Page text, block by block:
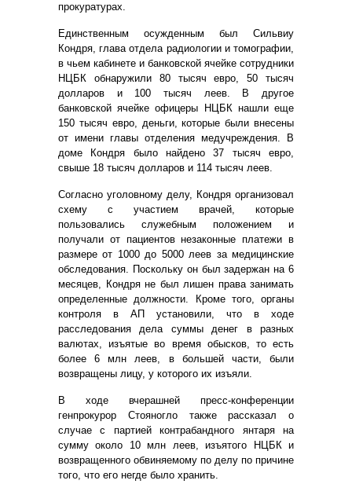
прокуратурах.
Единственным осужденным был Сильвиу
Кондря, глава отдела радиологии и томографии,
в чьем кабинете и банковской ячейке сотрудники
НЦБК обнаружили 80 тысяч евро, 50 тысяч
долларов и 100 тысяч леев. В другое
банковской ячейке офицеры НЦБК нашли еще
150 тысяч евро, деньги, которые были внесены
от имени главы отделения медучреждения. В
доме Кондря было найдено 37 тысяч евро,
свыше 18 тысяч долларов и 114 тысяч леев.
Согласно уголовному делу, Кондря организовал
схему с участием врачей, которые
пользовались служебным положением и
получали от пациентов незаконные платежи в
размере от 1000 до 5000 леев за медицинские
обследования. Поскольку он был задержан на 6
месяцев, Кондря не был лишен права занимать
определенные должности. Кроме того, органы
контроля в АП установили, что в ходе
расследования дела суммы денег в разных
валютах, изъятые во время обысков, то есть
более 6 млн леев, в большей части, были
возвращены лицу, у которого их изъяли.
В ходе вчерашней пресс-конференции
генпрокурор Стояногло также рассказал о
случае с партией контрабандного янтаря на
сумму около 10 млн леев, изъятого НЦБК и
возвращенного обвиняемому по делу по причине
того, что его негде было хранить.